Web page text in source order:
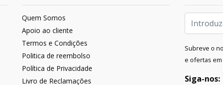
Quem Somos
Apoio ao cliente
Termos e Condições
Politica de reembolso
Política de Privacidade
Livro de Reclamações
Subreve o
e ofertas
Siga-nos: